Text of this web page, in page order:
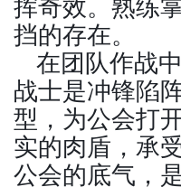
挡的存在。
在团队作战
战士是冲锋陷
型，为公会打
实的肉盾，承
公会的底气，